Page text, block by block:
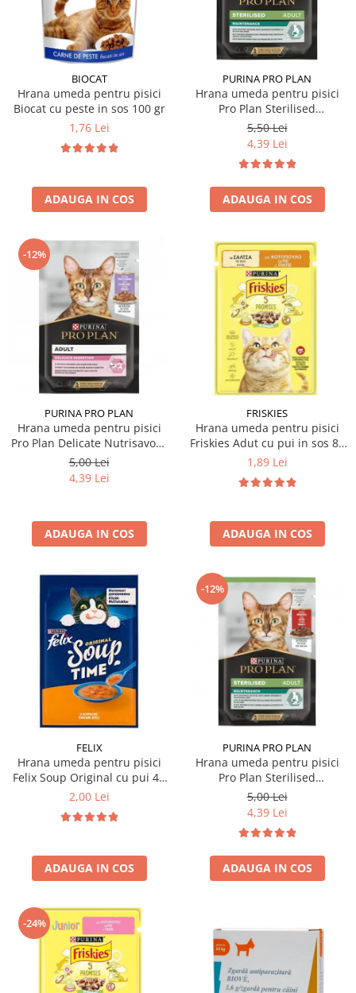
Hrana uscata
Hrana uscata caini
Caine Junior
Caine Adult
Caine Senior
Oferta 2 saci
Covorase & Scutece
Solutii auriculare
Solutii dentare
Solutii oftalmice
Recompense caini
Hrana umeda
Hrana uscata
Hrana umeda pisici
Pisica Adult
Pisica Junior
Pisica Senior
Pisica Sterilizata
Asternut igienic
Igiena pisici
Oferte
Recompense pisici
BIOCAT
Hrana umeda pentru pisici
Biocat cu peste in sos 100 gr
1,76 Lei
ADAUGA IN COS
PURINA PRO PLAN
Hrana umeda pentru pisici
Pro Plan Sterilised
Nutrisavour cu pui in sos 85
gr
5,50 Lei
4,39 Lei
ADAUGA IN COS
-12%
PURINA PRO PLAN
Hrana umeda pentru pisici
Pro Plan Delicate Nutrisavour
cu curcan in sos 85 gr
5,00 Lei
4,39 Lei
ADAUGA IN COS
FRISKIES
Hrana umeda pentru pisici
Friskies Adut cu pui in sos 85
gr
1,89 Lei
ADAUGA IN COS
FELIX
Hrana umeda pentru pisici
Felix Soup Original cu pui 48
gr
2,00 Lei
ADAUGA IN COS
-12%
PURINA PRO PLAN
Hrana umeda pentru pisici
Pro Plan Sterilised
Nutrisavour cu vita 85 gr
5,00 Lei
4,39 Lei
ADAUGA IN COS
-24%